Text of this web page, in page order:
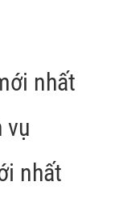
nhất
vụ
nhất